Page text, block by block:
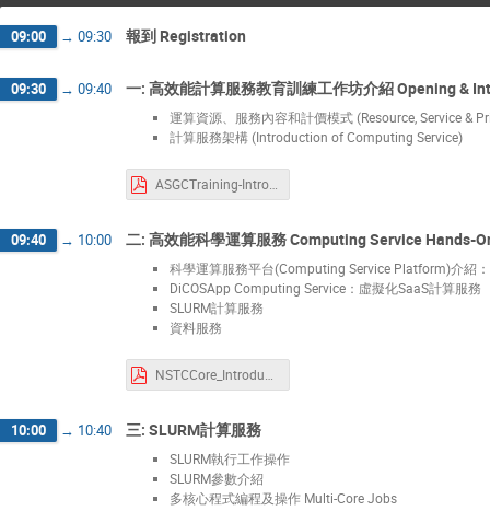
09:00 → 09:30 報到 Registration
09:30 → 09:40 一: 高效能計算服務教育訓練工作坊介紹 Opening &
運算資源、服務內容和計價模式 (Resource, Service &
計算服務架構 (Introduction of Computing Service)
ASGCTraining-Intro-20240626.pdf
09:40 → 10:00 二: 高效能科學運算服務 Computing Service Hands-
科學運算服務平台(Computing Service Platform)介紹：
DiCOSApp Computing Service：虛擬化SaaS計算服務
SLURM計算服務
資料服務
NSTCCore_Introduction_20240626.pdf
10:00 → 10:40 三: SLURM計算服務
SLURM執行工作操作
SLURM參數介紹
多核心程式編程及操作 Multi-Core Jobs